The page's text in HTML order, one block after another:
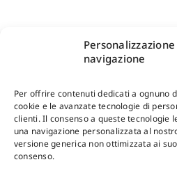
navigazione
Per offrire contenuti dedicati a ognuno
cookie e le avanzate tecnologie di
clienti. Il consenso a queste tecnologie
una navigazione personalizzata al
versione generica non ottimizzata ai
consenso.
Shop Gangemi Editore-Pagamenti